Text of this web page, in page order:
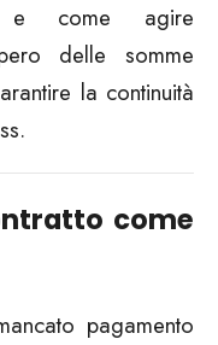
e come agire
delle somme
la continuità
come
pagamento